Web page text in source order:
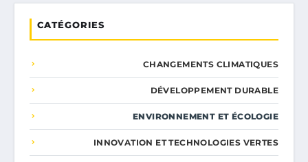
CATÉGORIES
CHANGEMENTS CLIMATIQUES
DÉVELOPPEMENT DURABLE
ENVIRONNEMENT ET ÉCOLOGIE
INNOVATION ET TECHNOLOGIES VERTES